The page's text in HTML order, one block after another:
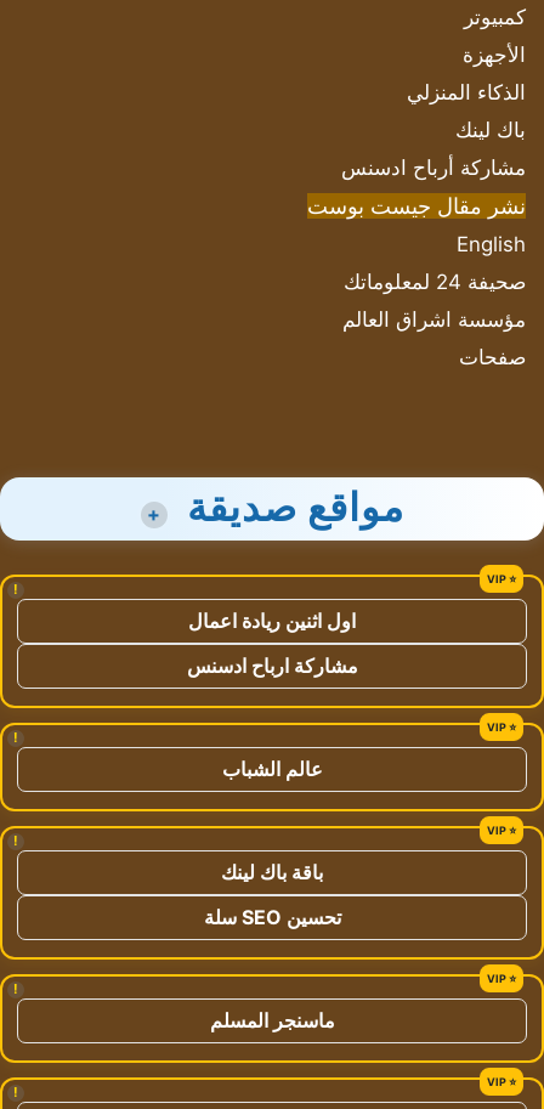
كمبيوتر
الأجهزة
الذكاء المنزلي
باك لينك
مشاركة أرباح ادسنس
نشر مقال جيست بوست
English
صحيفة 24 لمعلوماتك
مؤسسة اشراق العالم
صفحات
مواقع صديقة +
!
اول اثنين ريادة اعمال
مشاركة ارباح ادسنس
!
عالم الشباب
!
باقة باك لينك
تحسين SEO سلة
!
ماسنجر المسلم
!